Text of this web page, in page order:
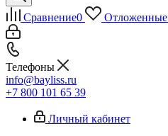
Сравнение0 Отложенные
Телефоны
info@bayliss.ru
+7 800 101 65 39
Личный кабинет